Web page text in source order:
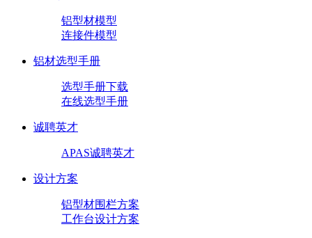
铝型材模型
连接件模型
铝材选型手册
选型手册下载
在线选型手册
诚聘英才
APAS诚聘英才
设计方案
铝型材围栏方案
工作台设计方案